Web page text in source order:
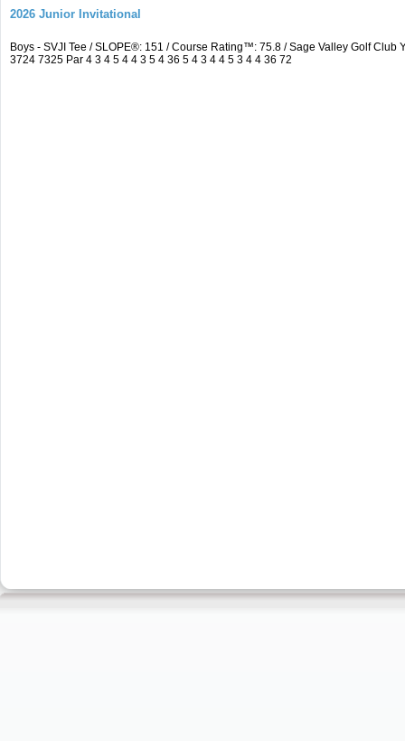
2026 Junior Invitational
Boys - SVJI Tee / SLOPE®: 151 / Course Rating™: 75.8 / Sage Valley Golf
3724 7325 Par 4 3 4 5 4 4 3 5 4 36 5 4 3 4 4 5 3 4 4 36 72